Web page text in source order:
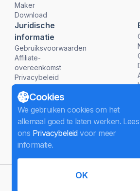
Maker
Download
Juridische
informatie
Gebruiksvoorwaarden
Affiliate-
overeenkomst
Privacybeleid
Terugbetalingsbeleid
Cookies
We gebruiken cookies om het
allemaal goed te laten werken. Lees
ons Privacybeleidvoor meer
informatie.
OK